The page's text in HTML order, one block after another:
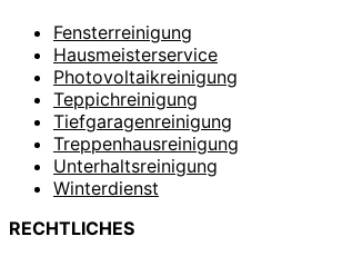
Fensterreinigung
Hausmeisterservice
Photovoltaikreinigung
Teppichreinigung
Tiefgaragenreinigung
Treppenhausreinigung
Unterhaltsreinigung
Winterdienst
RECHTLICHES